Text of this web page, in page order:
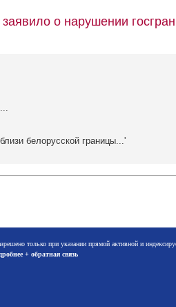
о нарушении
белорусской границы...'
только при указании прямой активной и
+ обратная связь